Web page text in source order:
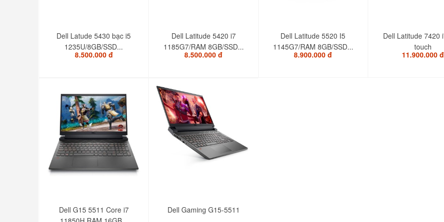
Dell Latude 5430 bạc i5
1235U/8GB/SSD...
8.500.000 đ
Dell Latitude 5420 i7
1185G7/RAM 8GB/SSD...
8.500.000 đ
Dell Latitude 5520 I5
1145G7/RAM 8GB/SSD...
8.900.000 đ
Dell Latitude 7420
touch
11.900.000 đ
Dell G15 5511 Core i7
Dell Gaming G15-5511